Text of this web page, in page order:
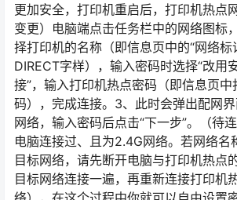
更加安全，打印机重启后，打印机热点
变更）电脑端点击任务栏中的网络图标
择打印机的名称（即信息页中的“网络标
DIRECT字样），输入密码时选择“改用
接”，输入打印机热点密码（即信息页
码），完成连接。3、此时会弹出配网
网络，输入密码后点击“下一步”。（待
电脑连接过、且为2.4G网络。若网络名
目标网络，请先断开电脑与打印机热点
目标网络连接一遍，再重新连接打印机